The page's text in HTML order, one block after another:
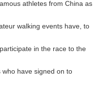
athletes from China as
walking events have, to
in the race to the
who have signed on to